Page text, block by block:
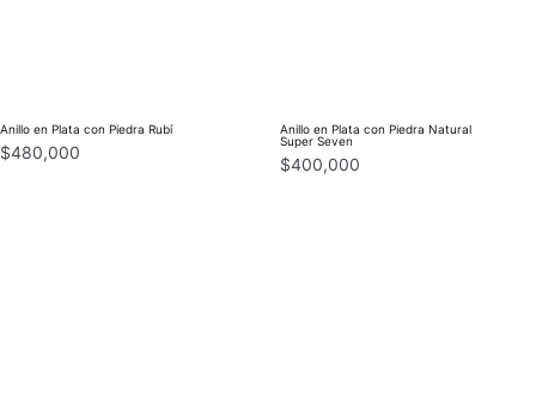
Anillo en Plata con Piedra Rubí
$480,000
Anillo en Plata con Piedra Natural
Super Seven
$400,000